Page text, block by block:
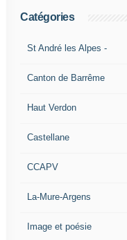
Catégories
St André les Alpes -
Canton de Barrême
Haut Verdon
Castellane
CCAPV
La-Mure-Argens
Image et poésie